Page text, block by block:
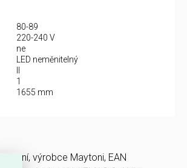
80-89
220-240 V
ne
LED neměnitelný
1
1655 mm
výrobce Maytoni, EAN